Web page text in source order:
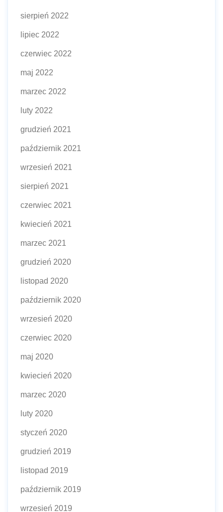
sierpień 2022
lipiec 2022
czerwiec 2022
maj 2022
marzec 2022
luty 2022
grudzień 2021
październik 2021
wrzesień 2021
sierpień 2021
czerwiec 2021
kwiecień 2021
marzec 2021
grudzień 2020
listopad 2020
październik 2020
wrzesień 2020
czerwiec 2020
maj 2020
kwiecień 2020
marzec 2020
luty 2020
styczeń 2020
grudzień 2019
listopad 2019
październik 2019
wrzesień 2019